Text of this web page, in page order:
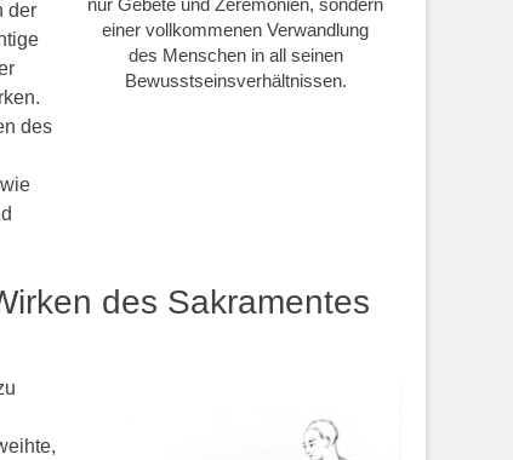
der
des
einer vollkommenen Verwandlung
des Menschen in all seinen
Bewusstseinsverhältnissen.
des Sakramentes